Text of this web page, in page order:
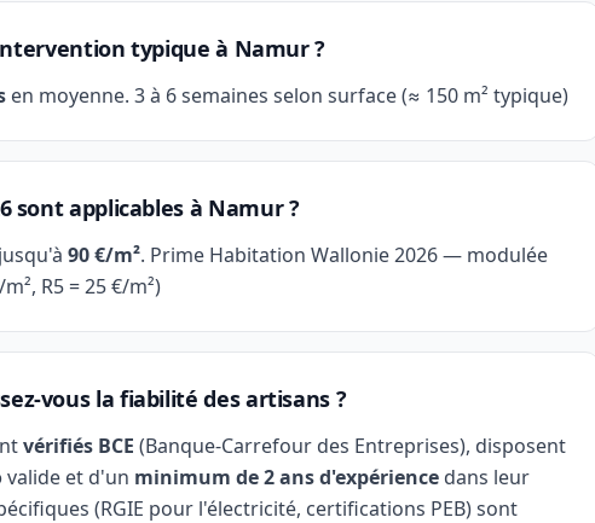
typique à Namur ?
en moyenne. 3 à 6 semaines selon surface (≈ 150 m² typique)
sont applicables à Namur ?
90 €/m². Prime Habitation Wallonie 2026 — modulée
R5 = 25 €/m²)
vous la fiabilité des artisans ?
vérifiés BCE (Banque-Carrefour des Entreprises), disposent
valide et d'un minimum de 2 ans d'expérience dans leur
(RGIE pour l'électricité, certifications PEB) sont